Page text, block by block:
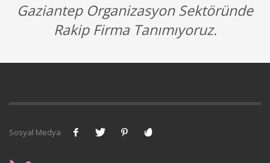
Gaziantep Organizasyon Sektöründe
Rakip Firma Tanımıyoruz.
Sosyal Medya